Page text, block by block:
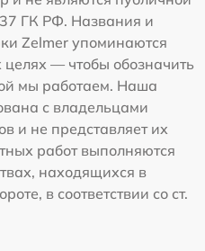
ГК РФ. Названия и
Zelmer упоминаются
— чтобы обозначить
мы работаем. Наша
с владельцами
и не представляет их
работ выполняются
находящихся в
в соответствии со ст.